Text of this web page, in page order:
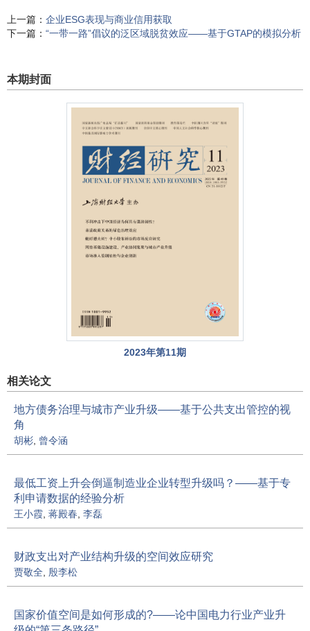
上一篇： 企业ESG表现与商业信用获取
下一篇： “一带一路”倡议的泛区域脱贫效应——基于GTAP的模拟分析
本期封面
2023年第11期
相关论文
地方债务治理与城市产业升级——基于公共支出管控的视
角
胡彬, 曾令涵
最低工资上升会倒逼制造业企业转型升级吗？——基于专
利申请数据的经验分析
王小霞, 蒋殿春, 李磊
财政支出对产业结构升级的空间效应研究
贾敬全, 殷李松
国家价值空间是如何形成的?——论中国电力行业产业升